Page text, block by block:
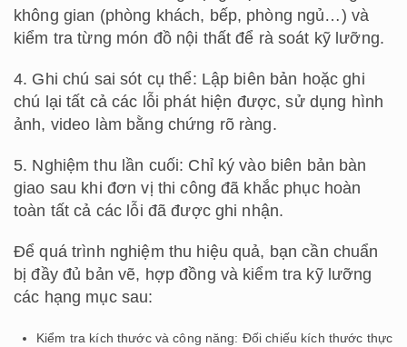
không gian (phòng khách, bếp, phòng ngủ…) và
kiểm tra từng món đồ nội thất để rà soát kỹ lưỡng.
4. Ghi chú sai sót cụ thể: Lập biên bản hoặc ghi
chú lại tất cả các lỗi phát hiện được, sử dụng hình
ảnh, video làm bằng chứng rõ ràng.
5. Nghiệm thu lần cuối: Chỉ ký vào biên bản bàn
giao sau khi đơn vị thi công đã khắc phục hoàn
toàn tất cả các lỗi đã được ghi nhận.
Để quá trình nghiệm thu hiệu quả, bạn cần chuẩn
bị đầy đủ bản vẽ, hợp đồng và kiểm tra kỹ lưỡng
các hạng mục sau:
Kiểm tra kích thước và công năng: Đối chiếu kích thước thực